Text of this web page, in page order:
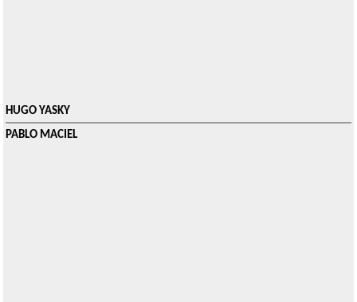
HUGO YASKY
PABLO MACIEL